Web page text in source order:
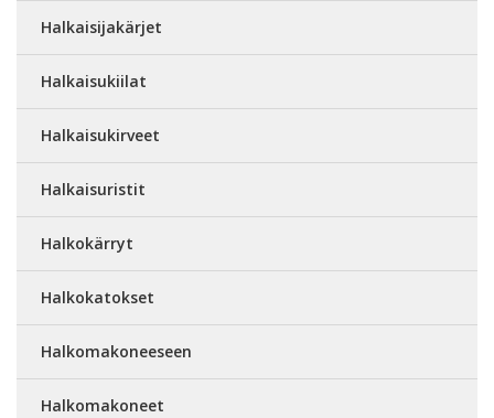
Halkaisijakärjet
Halkaisukiilat
Halkaisukirveet
Halkaisuristit
Halkokärryt
Halkokatokset
Halkomakoneeseen
Halkomakoneet